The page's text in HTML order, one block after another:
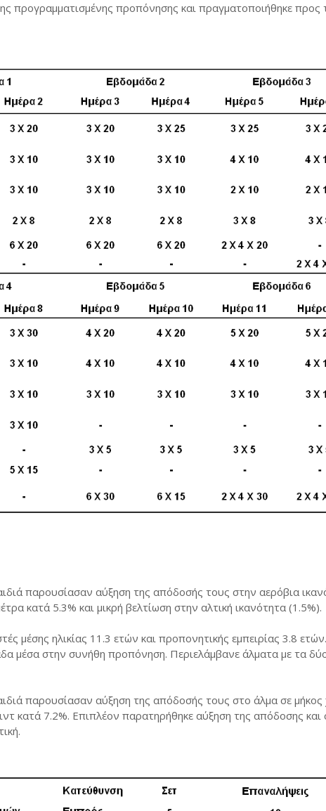
προγραμματισμένης προπόνησης και πραγματοποιήθηκε προς
παρουσίασαν αύξηση της απόδοσής τους στην αερόβια
κατά 5.3% και μικρή βελτίωση στην αλτική ικανότητα (1.5%).
μέσης ηλικίας 11.3 ετών και προπονητικής εμπειρίας 3.8
μέσα στην συνήθη προπόνηση. Περιελάμβανε άλματα με τα
παρουσίασαν αύξηση της απόδοσής τους στο άλμα σε μήκος
κατά 7.2%. Επιπλέον παρατηρήθηκε αύξηση της απόδοσης και